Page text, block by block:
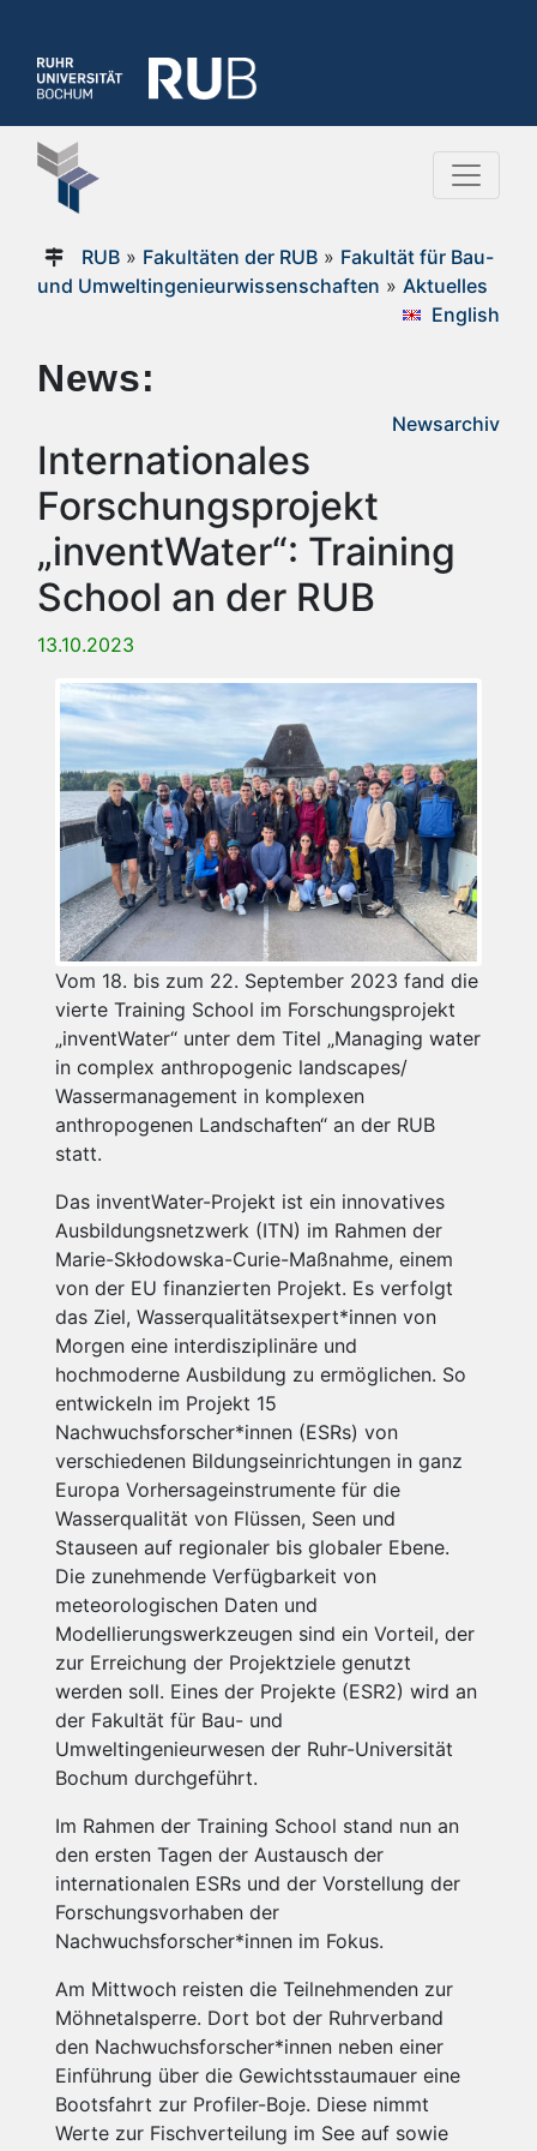
RUB» Fakultäten der RUB» Fakultät für Bau-
und Umweltingenieurwissenschaften » Aktuelles
English
News:
Newsarchiv
Internationales
Forschungsprojekt
„inventWater“: Training
School an der RUB
13.10.2023
Vom 18. bis zum 22. September 2023 fand die
vierte Training School im Forschungsprojekt
„inventWater“ unter dem Titel „Managing water
in complex anthropogenic landscapes/
Wassermanagement in komplexen
anthropogenen Landschaften“ an der RUB
statt.
Das inventWater-Projekt ist ein innovatives
Ausbildungsnetzwerk (ITN) im Rahmen der
Marie-Skłodowska-Curie-Maßnahme, einem
von der EU finanzierten Projekt. Es verfolgt
das Ziel, Wasserqualitätsexpert*innen von
Morgen eine interdisziplinäre und
hochmoderne Ausbildung zu ermöglichen. So
entwickeln im Projekt 15
Nachwuchsforscher*innen (ESRs) von
verschiedenen Bildungseinrichtungen in ganz
Europa Vorhersageinstrumente für die
Wasserqualität von Flüssen, Seen und
Stauseen auf regionaler bis globaler Ebene.
Die zunehmende Verfügbarkeit von
meteorologischen Daten und
Modellierungswerkzeugen sind ein Vorteil, der
zur Erreichung der Projektziele genutzt
werden soll. Eines der Projekte (ESR2) wird an
der Fakultät für Bau- und
Umweltingenieurwesen der Ruhr-Universität
Bochum durchgeführt.
Im Rahmen der Training School stand nun an
den ersten Tagen der Austausch der
internationalen ESRs und der Vorstellung der
Forschungsvorhaben der
Nachwuchsforscher*innen im Fokus.
Am Mittwoch reisten die Teilnehmenden zur
Möhnetalsperre. Dort bot der Ruhrverband
den Nachwuchsforscher*innen neben einer
Einführung über die Gewichtsstaumauer eine
Bootsfahrt zur Profiler-Boje. Diese nimmt
Werte zur Fischverteilung im See auf sowie